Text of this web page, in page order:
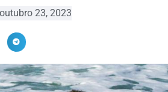
outubro 23, 2023